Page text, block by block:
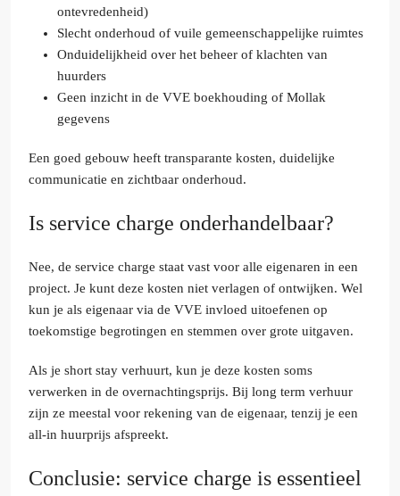
ontevredenheid)
Slecht onderhoud of vuile gemeenschappelijke ruimtes
Onduidelijkheid over het beheer of klachten van
huurders
Geen inzicht in de VVE boekhouding of Mollak
gegevens
Een goed gebouw heeft transparante kosten, duidelijke
communicatie en zichtbaar onderhoud.
Is service charge onderhandelbaar?
Nee, de service charge staat vast voor alle eigenaren in een
project. Je kunt deze kosten niet verlagen of ontwijken. Wel
kun je als eigenaar via de VVE invloed uitoefenen op
toekomstige begrotingen en stemmen over grote uitgaven.
Als je short stay verhuurt, kun je deze kosten soms
verwerken in de overnachtingsprijs. Bij long term verhuur
zijn ze meestal voor rekening van de eigenaar, tenzij je een
all-in huurprijs afspreekt.
Conclusie: service charge is essentieel